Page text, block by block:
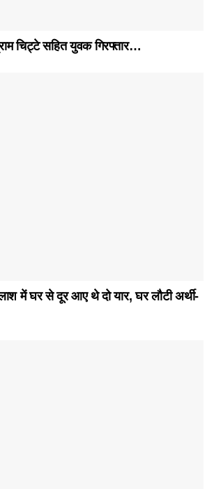
चिट्टे सहित युवक गिरफ्तार…
में घर से दूर आए थे दो यार, घर लौटी अर्थी-